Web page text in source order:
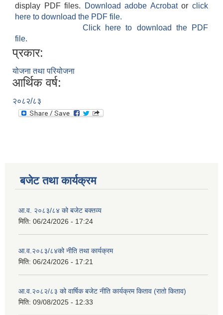
display PDF files.
Download adobe Acrobatorclick
here to download the PDF file.
Click here to download the PDF
file.
प्रकार:
योजना तथा परियोजना
आर्थिक वर्ष:
२०८२/८३
बजेट तथा कार्यक्रम
आ.व. २०८३/८४ को बजेट बक्तव्य
मिति: 06/24/2026 - 17:24
आ.व.२०८३/८४को नीति तथा कार्यक्रम
मिति: 06/24/2026 - 17:21
आ.व.२०८२/८३ को वार्षिक बजेट नीति कार्यक्रम किताव (रातो किताव)
मिति: 09/08/2025 - 12:33